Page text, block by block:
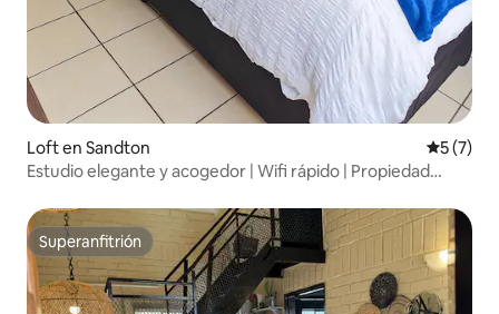
Loft en Sandton
5 (7)
Estudio elegante y acogedor | Wifi rápido | Propiedad
Superanfitrión
Superanfitrión